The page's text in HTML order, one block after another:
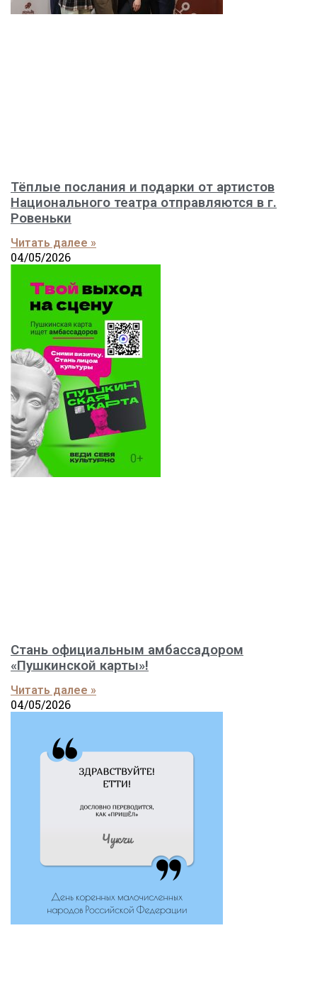
Тёплые послания и подарки от артистов
Национального театра отправляются в г.
Ровеньки
Читать далее »
04/05/2026
Стань официальным амбассадором
«Пушкинской карты»!
Читать далее »
04/05/2026